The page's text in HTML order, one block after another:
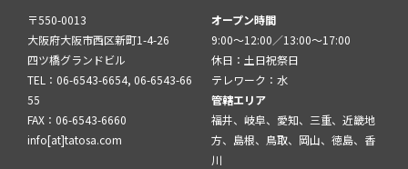
〒550-0013
大阪府大阪市西区新町1-4-26
四ツ橋グランドビル
TEL：06-6543-6654, 06-6543-66
55
FAX：06-6543-6660
info[at]tatosa.com
オープン時間
9:00～12:00／13:00～17:00
休日：土日祝祭日
テレワーク：水
管轄エリア
福井、岐阜、愛知、三重、近畿地
方、島根、鳥取、岡山、徳島、香
川